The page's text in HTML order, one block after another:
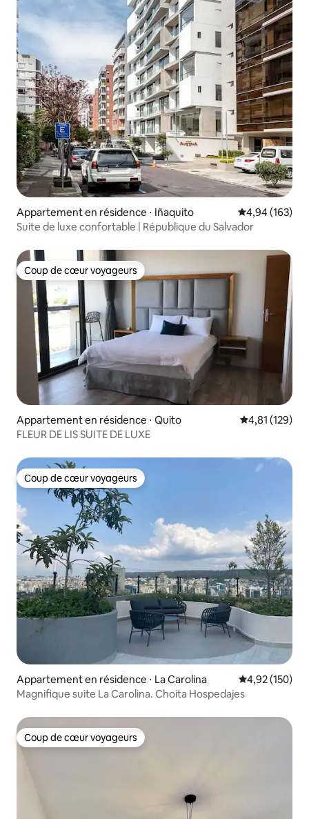
Appartement en résidence ⋅ Iñaquito Évaluation
4,94 (163)
Suite de luxe confortable | République du Salvador
Coup de cœur voyageurs
Coup de cœur voyageurs
Appartement en résidence ⋅ Quito Évaluation
4,81 (129)
FLEUR DE LIS SUITE DE LUXE
Coup de cœur voyageurs
Coup de cœur voyageurs
Appartement en résidence ⋅ La Carolina Évaluation
4,92 (150)
Magnifique suite La Carolina. Choita Hospedajes
Coup de cœur voyageurs
Coup de cœur voyageurs